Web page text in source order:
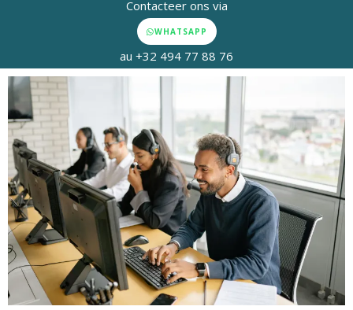
Contacteer ons via
WHATSAPP
au +32 494 77 88 76